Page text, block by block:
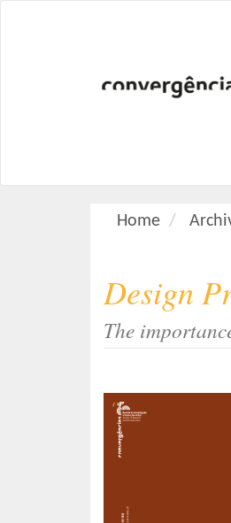
Home
Design
The
Article
Sidebar